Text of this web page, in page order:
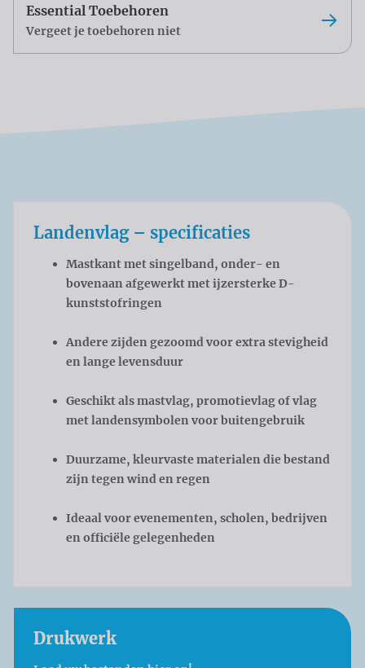
Essential Toebehoren
Vergeet je toebehoren niet
Landenvlag – specificaties
Mastkant met singelband, onder- en
bovenaan afgewerkt met ijzersterke D-
kunststofringen
Andere zijden gezoomd voor extra stevigheid
en lange levensduur
Geschikt als mastvlag, promotievlag of vlag
met landensymbolen voor buitengebruik
Duurzame, kleurvaste materialen die bestand
zijn tegen wind en regen
Ideaal voor evenementen, scholen, bedrijven
en officiële gelegenheden
Drukwerk